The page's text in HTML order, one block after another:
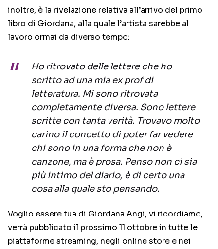
inoltre, è la rivelazione relativa all’arrivo del primo
libro di Giordana, alla quale l’artista sarebbe al
lavoro ormai da diverso tempo:
Ho ritrovato delle lettere che ho
scritto ad una mia ex prof di
letteratura. Mi sono ritrovata
completamente diversa. Sono lettere
scritte con tanta verità. Trovavo molto
carino il concetto di poter far vedere
chi sono in una forma che non è
canzone, ma è prosa. Penso non ci sia
più intimo del diario, è di certo una
cosa alla quale sto pensando.
Voglio essere tua di Giordana Angi, vi ricordiamo,
verrà pubblicato il prossimo 11 ottobre in tutte le
piattaforme streaming, negli online store e nei